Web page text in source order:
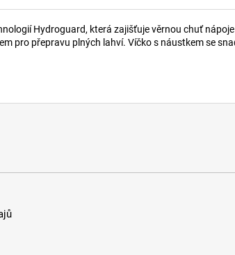
Hydroguard, která zajišťuje věrnou chuť
pro přepravu plných lahví. Víčko s náustkem se